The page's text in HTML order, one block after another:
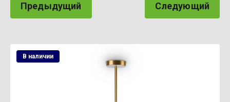
Предыдущий Следующий
В наличии